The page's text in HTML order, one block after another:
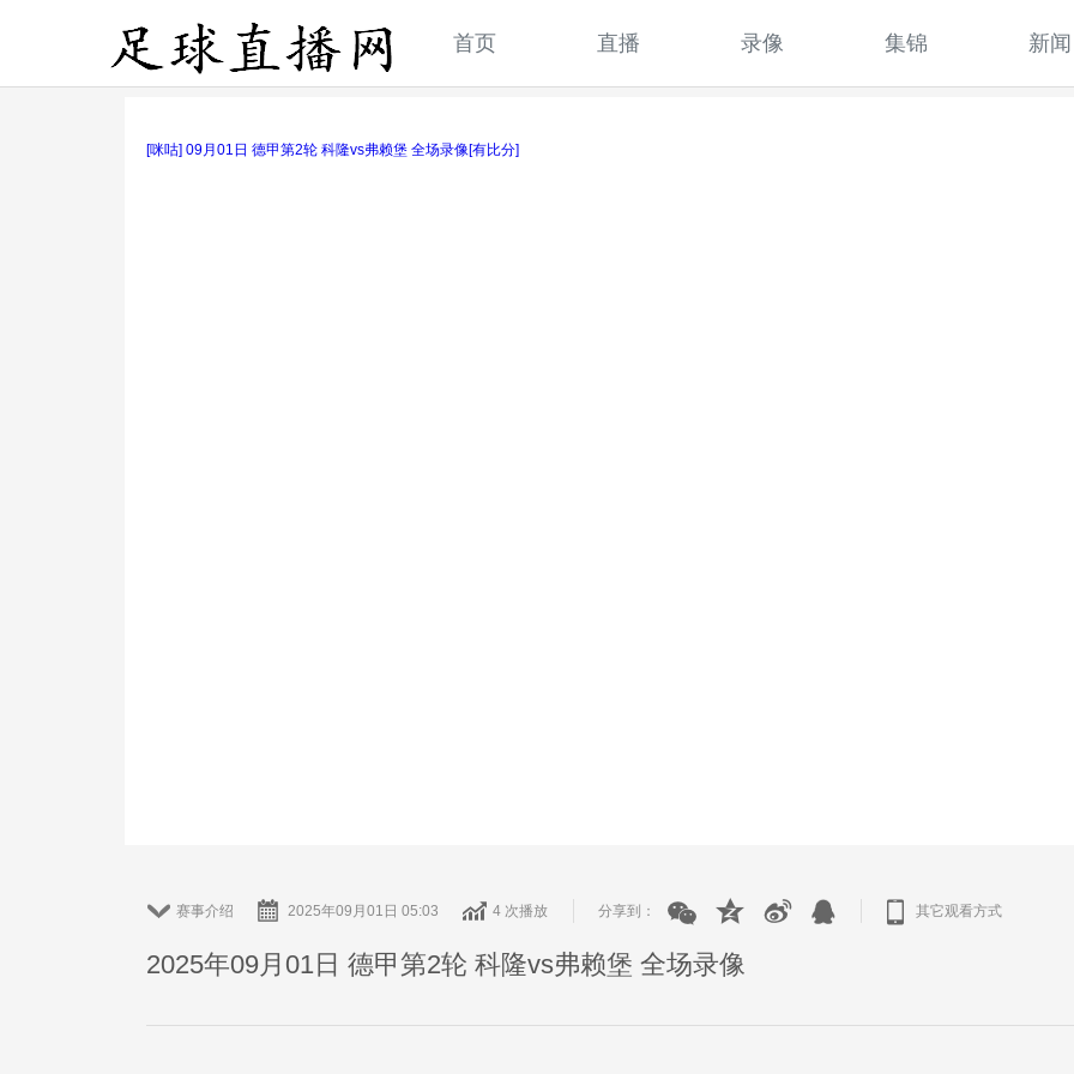
首页 直播 录像 集锦 新闻
[咪咕] 09月01日 德甲第2轮 科隆vs弗赖堡 全场录像[有比分]
赛事介绍 2025年09月01日 05:03 4 次播放 分享到： 其它观看方式
2025年09月01日 德甲第2轮 科隆vs弗赖堡 全场录像